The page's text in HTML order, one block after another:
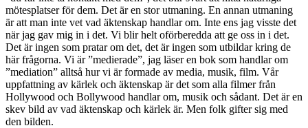
mötesplatser för dem. Det är en stor utmaning. En annan utmaning
är att man inte vet vad äktenskap handlar om. Inte ens jag visste det
när jag gav mig in i det. Vi blir helt oförberedda att ge oss in i det.
Det är ingen som pratar om det, det är ingen som utbildar kring de
här frågorna. Vi är ”medierade”, jag läser en bok som handlar om
”mediation” alltså hur vi är formade av media, musik, film. Vår
uppfattning av kärlek och äktenskap är det som alla filmer från
Hollywood och Bollywood handlar om, musik och sådant. Det är en
skev bild av vad äktenskap och kärlek är. Men folk gifter sig med
den bilden.